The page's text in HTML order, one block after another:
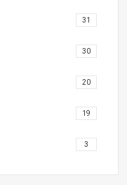
31
30
20
19
3